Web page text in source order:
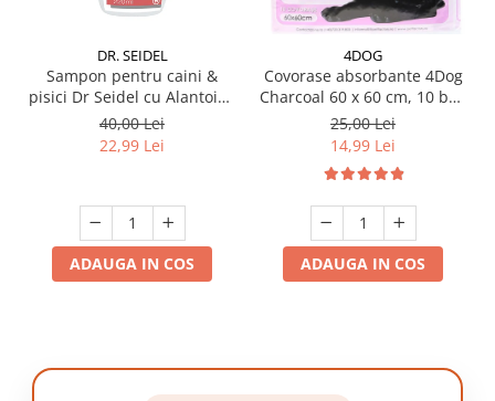
DR. SEIDEL
Sampon pentru caini &
pisici Dr Seidel cu Alantoina
220 ml
40,00 Lei
22,99 Lei
ADAUGA IN COS
4DOG
Covorase absorbante 4Dog
Charcoal 60 x 60 cm, 10 buc
/ pachet
25,00 Lei
14,99 Lei
ADAUGA IN COS